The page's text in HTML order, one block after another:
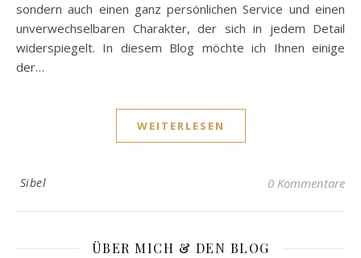
sondern auch einen ganz persönlichen Service und einen
unverwechselbaren Charakter, der sich in jedem Detail
widerspiegelt. In diesem Blog möchte ich Ihnen einige
der…
WEITERLESEN
Sibel 0 Kommentare
ÜBER MICH & DEN BLOG